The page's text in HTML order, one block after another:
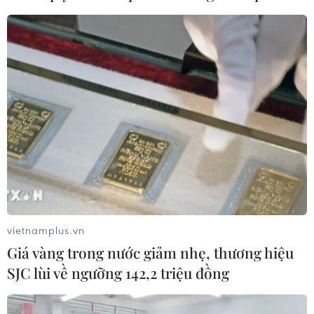
thầm viết tiếp hành trình trở về của
các liệt sỹ
07/08/2026 03:04
Lào Cai khẩn trương tìm kiếm 2
người mất tích do mưa lũ
07/08/2026 03:04
Hà Nội cảnh báo về việc sử dụng tế
bào gốc trong khám chữa bệnh, làm
07/08/2026 03:03
Khẩn trương phân luồng giao thông
vietnamplus.vn
Giá vàng trong nước giảm nhẹ, thương hiệu
SJC lùi về ngưỡng 142,2 triệu đồng